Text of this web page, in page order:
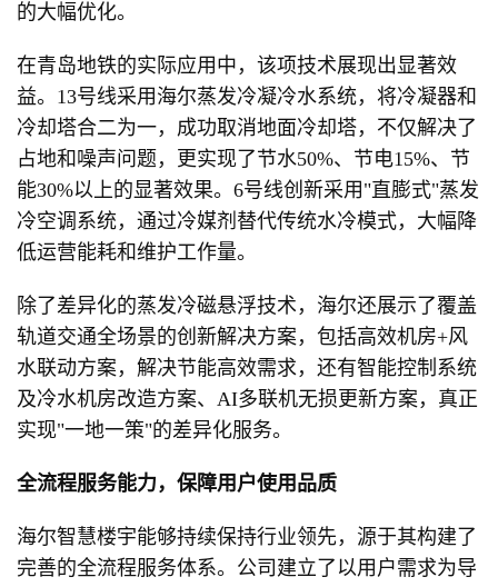
的大幅优化。
在青岛地铁的实际应用中，该项技术展现出显著效
益。13号线采用海尔蒸发冷凝冷水系统，将冷凝器和
冷却塔合二为一，成功取消地面冷却塔，不仅解决了
占地和噪声问题，更实现了节水50%、节电15%、节
能30%以上的显著效果。6号线创新采用"直膨式"蒸发
冷空调系统，通过冷媒剂替代传统水冷模式，大幅降
低运营能耗和维护工作量。
除了差异化的蒸发冷磁悬浮技术，海尔还展示了覆盖
轨道交通全场景的创新解决方案，包括高效机房+风
水联动方案，解决节能高效需求，还有智能控制系统
及冷水机房改造方案、AI多联机无损更新方案，真正
实现"一地一策"的差异化服务。
全流程服务能力 ，保障用户使用品质
海尔智慧楼宇能够持续保持行业领先，源于其构建了
完善的全流程服务体系。公司建立了以用户需求为导